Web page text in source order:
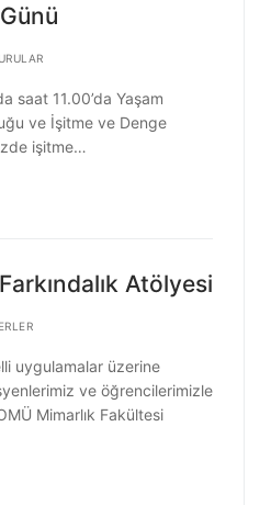
saat 11.00’da Yaşam
ve İşitme ve Denge
işitme…
Atölyesi
uygulamalar üzerine
ve öğrencilerimizle
Mimarlık Fakültesi